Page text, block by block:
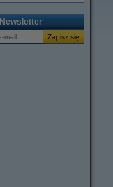
Newsletter